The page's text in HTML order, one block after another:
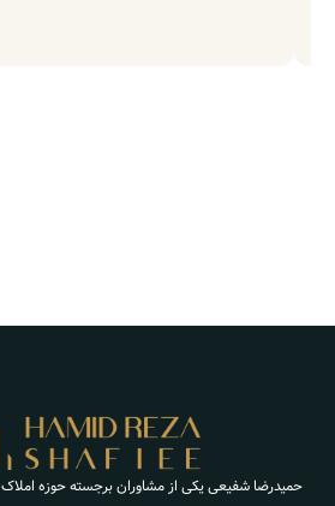
حمیدرضا شفیعی یکی از مشاوران برجسته حوزه